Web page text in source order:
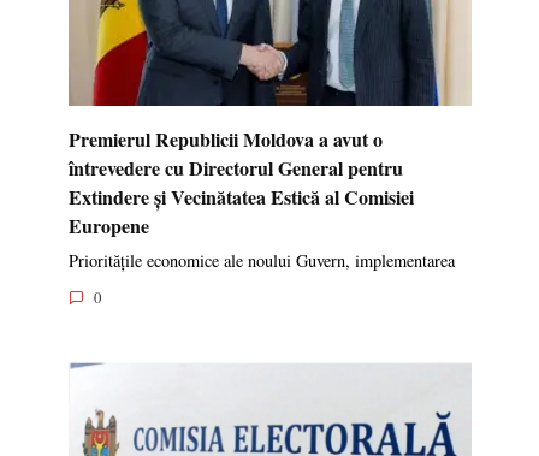
Premierul Republicii Moldova a avut o
întrevedere cu Directorul General pentru
Extindere și Vecinătatea Estică al Comisiei
Europene
Prioritățile economice ale noului Guvern, implementarea
0